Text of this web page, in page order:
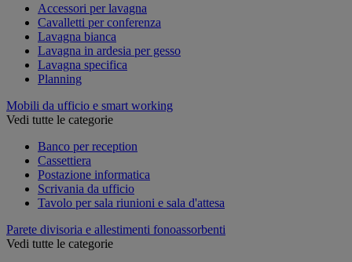
Accessori per lavagna
Cavalletti per conferenza
Lavagna bianca
Lavagna in ardesia per gesso
Lavagna specifica
Planning
Mobili da ufficio e smart working
Vedi tutte le categorie
Banco per reception
Cassettiera
Postazione informatica
Scrivania da ufficio
Tavolo per sala riunioni e sala d'attesa
Parete divisoria e allestimenti fonoassorbenti
Vedi tutte le categorie